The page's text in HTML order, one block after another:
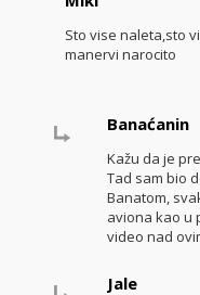
Sto vise naleta,sto
manervi narocito
Banaćanin
Kažu da je
Tad sam bio
Banatom,
aviona kao u
video nad
Jale